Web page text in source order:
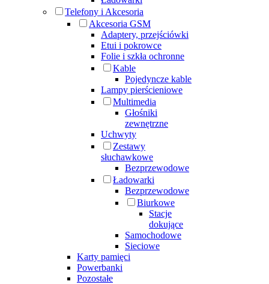
Telefony i Akcesoria
Akcesoria GSM
Adaptery, przejściówki
Etui i pokrowce
Folie i szkła ochronne
Kable
Pojedyncze kable
Lampy pierścieniowe
Multimedia
Głośniki
zewnętrzne
Uchwyty
Zestawy
słuchawkowe
Bezprzewodowe
Ładowarki
Bezprzewodowe
Biurkowe
Stacje
dokujące
Samochodowe
Sieciowe
Karty pamięci
Powerbanki
Pozostałe